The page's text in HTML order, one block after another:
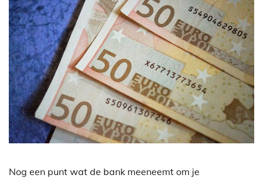
Nog een punt wat de bank meeneemt om je